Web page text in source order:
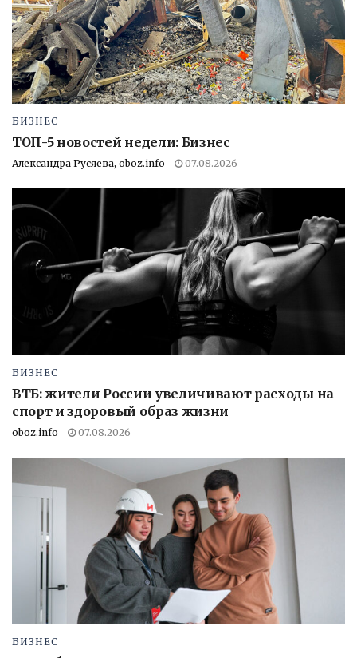
БИЗНЕС
ТОП-5 новостей недели: Бизнес
Александра Русяева, oboz.info 07.08.2026
БИЗНЕС
ВТБ: жители России увеличивают расходы на
спорт и здоровый образ жизни
oboz.info 07.08.2026
БИЗНЕС